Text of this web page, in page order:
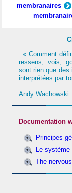
membranaires
« Comment
ressens, vois,
sont rien que des
interprétées par
Andy Wachowski
Documentation
Principes
Le système
The